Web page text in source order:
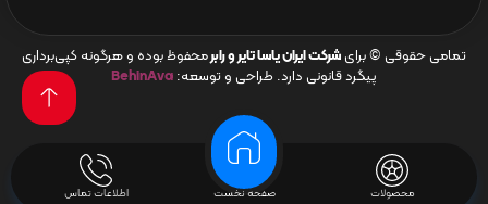
محصولات صفحه نخست اطلاعات تماس
تمامی حقوقی © برای شرکت ایران یاسا تایر و رابرمحفوظ بوده و هرگونه کپی‌برداری
پیگرد قانونی دارد. طراحی و توسعه: BehinAva